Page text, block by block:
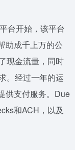
台开始，该平台
助成千上万的公
现金流量，同时
。经过一年的运
供支付服务。Due
和ACH，以及